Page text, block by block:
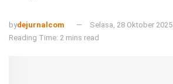
bydejurnalcom
Selasa, 28 Oktober 2025
Reading Time: 2 mins read